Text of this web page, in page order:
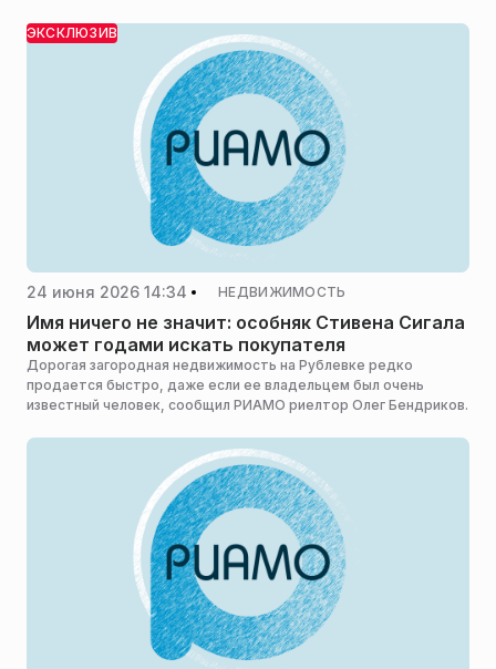
ЭКСКЛЮЗИВ
24 июня 2026 14:34 НЕДВИЖИМОСТЬ
Имя ничего не значит: особняк Стивена Сигала
может годами искать покупателя
Дорогая загородная недвижимость на Рублевке редко
продается быстро, даже если ее владельцем был очень
известный человек, сообщил РИАМО риелтор Олег Бендриков.